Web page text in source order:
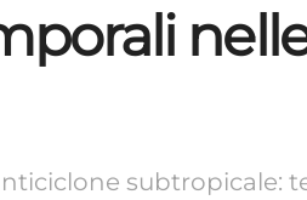
subtropicale: